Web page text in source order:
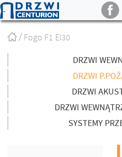
StronaFogo F1 EI30
DRZWI
DRZWI
DRZWI
DRZWI
SYSTEMY